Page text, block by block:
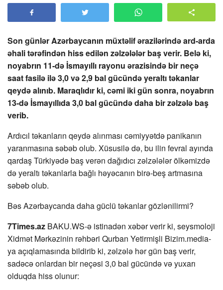
Son günlər Azərbaycanın müxtəlif ərazilərində ard-arda
əhali tərəfindən hiss edilən zəlzələlər baş verir. Belə ki,
noyabrın 11-də İsmayıllı rayonu ərazisində bir neçə
saat fasilə ilə 3,0 və 2,9 bal gücündə yeraltı təkanlar
qeydə alınıb. Maraqlıdır ki, cəmi iki gün sonra, noyabrın
13-də İsmayıllıda 3,0 bal gücündə daha bir zəlzələ baş
verib.
Ardıcıl təkanların qeydə alınması cəmiyyətdə panikanın
yaranmasına səbəb olub. Xüsusilə də, bu ilin fevral ayında
qardaş Türkiyədə baş verən dağıdıcı zəlzələlər ölkəmizdə
də yeraltı təkanlarla bağlı həyəcanın birə-beş artmasına
səbəb olub.
Bəs Azərbaycanda daha güclü təkanlar gözlənilirmi?
7Times.az BAKU.WS-ə istinadən xəbər verir ki, seysmoloji
Xidmət Mərkəzinin rəhbəri Qurban Yetirmişli Bizim.media-
ya açıqlamasında bildirib ki, zəlzələ hər gün baş verir,
sadəcə onlardan bir neçəsi 3,0 bal gücündə və yuxarı
olduqda hiss olunur: